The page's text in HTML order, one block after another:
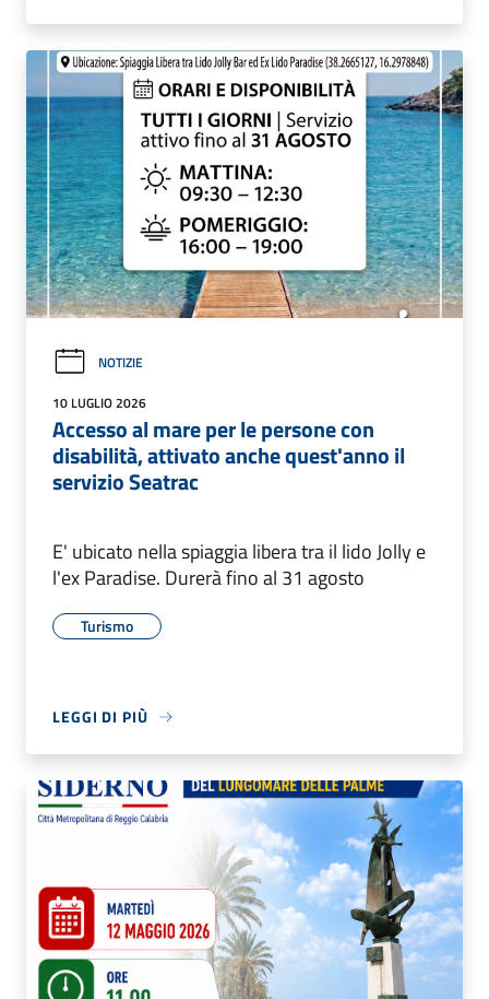
NOTIZIE
10 LUGLIO 2026
Accesso al mare per le persone con
disabilità, attivato anche quest'anno il
servizio Seatrac
E' ubicato nella spiaggia libera tra il lido Jolly e
l'ex Paradise. Durerà fino al 31 agosto
Turismo
LEGGI DI PIÙ